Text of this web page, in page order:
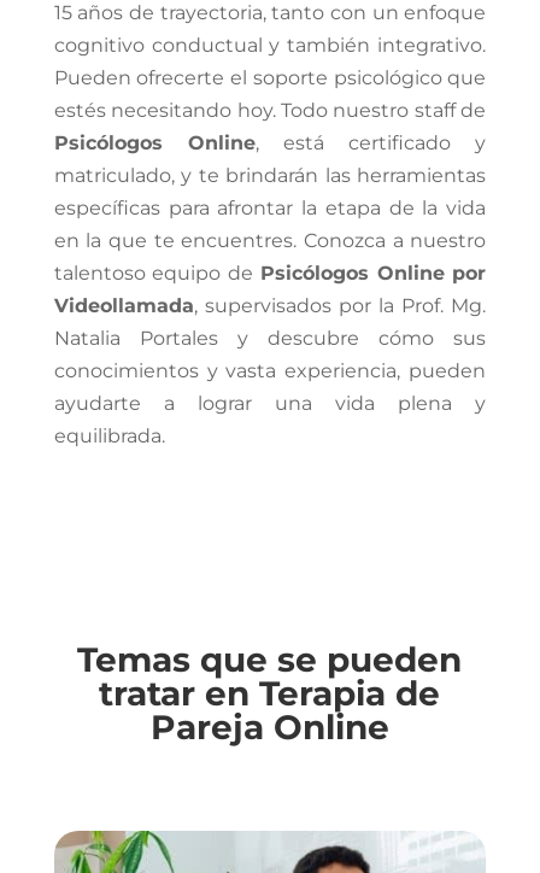
15 años de trayectoria, tanto con un enfoque
cognitivo conductual y también integrativo.
Pueden ofrecerte el soporte psicológico que
estés necesitando hoy. Todo nuestro staff de
Psicólogos Online, está certificado y
matriculado, y te brindarán las herramientas
específicas para afrontar la etapa de la vida
en la que te encuentres. Conozca a nuestro
talentoso equipo de Psicólogos Online por
Videollamada, supervisados por la Prof. Mg.
Natalia Portales y descubre cómo sus
conocimientos y vasta experiencia, pueden
ayudarte a lograr una vida plena y
equilibrada.
Temas que se pueden
tratar en Terapia de
Pareja Online